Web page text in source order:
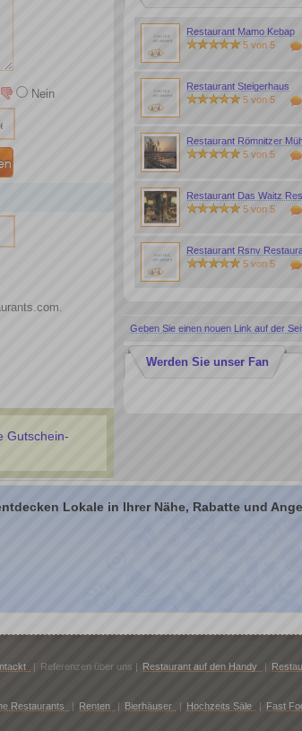
Nein
Gutschein-
Restaurant Mamo Kebap
5 von 5
Restaurant Steigerhaus
5 von 5
Restaurant Römnitzer
5 von 5
Restaurant Das Waitz
5 von 5
Restaurant Rsnv
5 von 5
Geben Sie einen nouen Link auf der
Werden Sie unser Fan
Lokale in Ihrer Nähe, Rabatte und
| Referenzen über uns | Restaurant auf den Handy |
Restaurants | Renten | Bierhäuser | Hochzeits Säle | Fast